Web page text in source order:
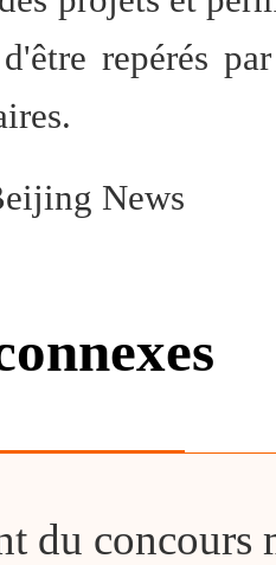
repérés
News
du concours